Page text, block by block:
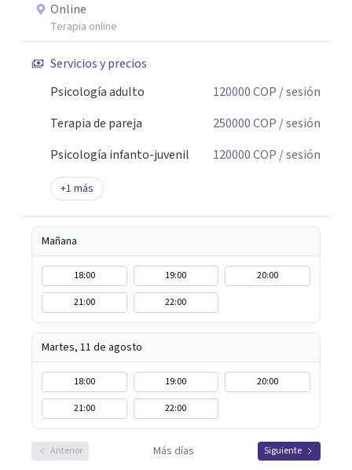
Online
Terapia online
Servicios y precios
Psicología adulto
120000COP / sesión
Terapia de pareja
250000COP / sesión
Psicología infanto-juvenil
120000COP / sesión
+1 más
Mañana
18:00 19:00
20:00
21:00
22:00
Martes, 11 de agosto
18:00 19:00
20:00
21:00
22:00
Anterior Más días Siguiente